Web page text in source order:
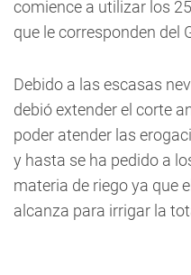
comience a utilizar los
que le corresponden del
Debido a las escasas
debió extender el corte
poder atender las
y hasta se ha pedido a
materia de riego ya que
alcanza para irrigar la